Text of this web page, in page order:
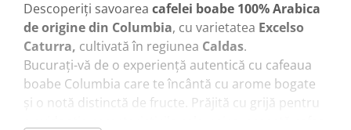
Descoperiți savoarea cafelei boabe 100% Arabica
de origine din Columbia, cu varietatea Excelso
Caturra, cultivată în regiunea Caldas.
Bucurați-vă de o experiență autentică cu cafeaua
boabe Columbia care te încântă cu arome bogate
și o notă distinctă de fructe. Prăjită cu grijă pentru